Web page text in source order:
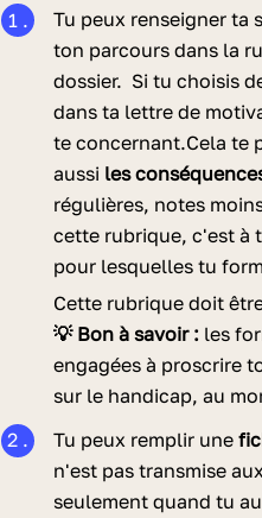
Tu peux renseigner ta
ton parcours dans la
dossier. Si tu choisis
dans ta lettre de
te concernant.Cela te
aussi les
régulières, notes
cette rubrique, c'est à
pour lesquelles tu
Cette rubrique doit
💡 Bon à savoir : les
engagées à proscrire
sur le handicap, au
Tu peux remplir une
n'est pas transmise
seulement quand tu